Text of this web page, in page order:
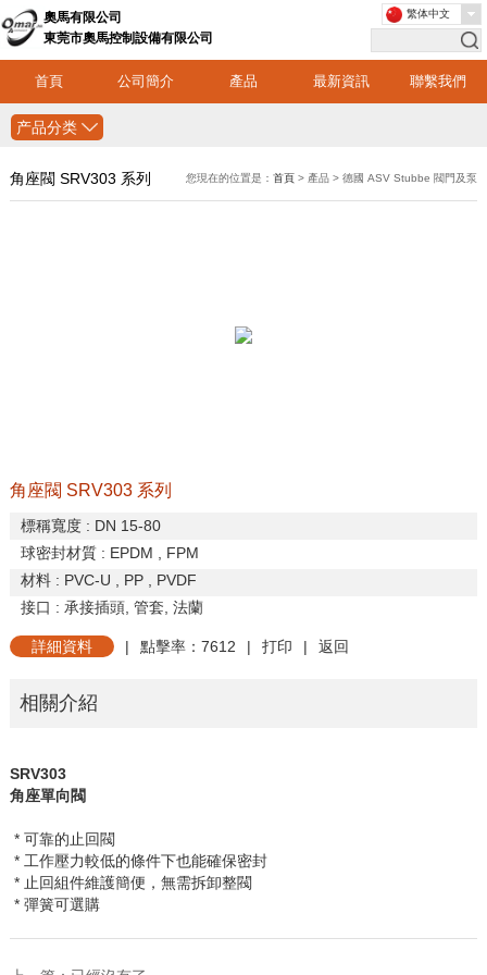
奧馬有限公司
東莞市奧馬控制設備有限公司
首頁 公司簡介 產品 最新資訊 聯繫我們
繁体中文
产品分类
角座閥 SRV303 系列 您現在的位置是：首頁 > 產品 > 德國 ASV Stubbe 閥門及泵
角座閥 SRV303 系列
標稱寬度: DN 15-80
球密封材質: EPDM , FPM
材料: PVC-U , PP , PVDF
接口 : 承接插頭, 管套, 法蘭
詳細資料 | 點擊率：7612 | 打印 | 返回
相關介紹
SRV303
角座單向閥
* 可靠的止回閥
* 工作壓力較低的條件下也能確保密封
* 止回組件維護簡便，無需拆卸整閥
* 彈簧可選購